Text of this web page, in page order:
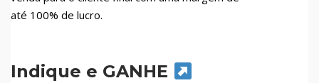
até 100% de lucro.
Indique e GANHE